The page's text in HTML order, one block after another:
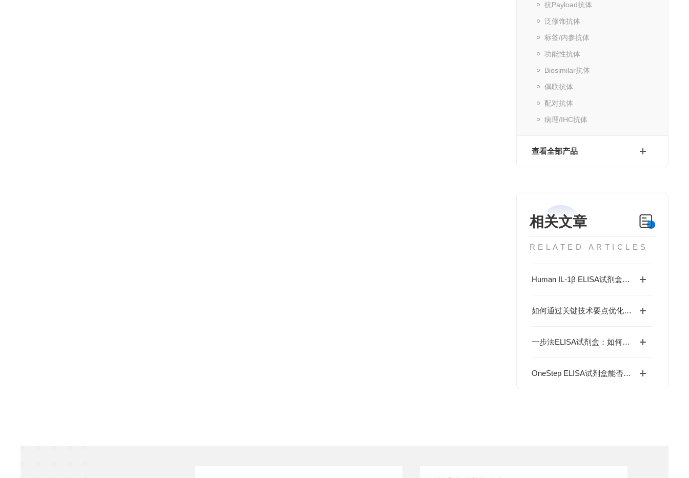
抗Payload抗体
泛修饰抗体
标签/内参抗体
功能性抗体
Biosimilar抗体
偶联抗体
配对抗体
病理/IHC抗体
查看全部产品
相关文章
RELATED ARTICLES
Human IL-1β ELISA试剂盒如何解析炎症与抗肿瘤免疫的复杂关联？
如何通过关键技术要点优化一步法ELISA检测？
一步法ELISA试剂盒：如何革新免疫检测的工作流程？
OneStep ELISA试剂盒能否实现高效精准的蛋白检测？